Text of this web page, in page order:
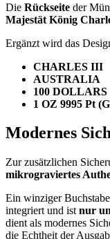
Die Rückseite der
Majestät König
Ergänzt wird das
CHARLES III
AUSTRALIA
100 DOLLARS
1 OZ 9995 Pt
Modernes
Zur zusätzlichen
mikrograviertes
Ein winziger
integriert und ist nur
dient als modernes
die Echtheit der